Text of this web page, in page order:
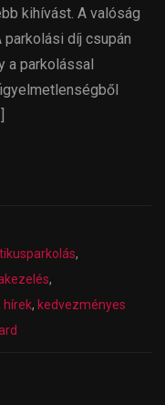
kihívást. A valóság
díj csupán
a parkolással
,
,
hírek, kedvezményes